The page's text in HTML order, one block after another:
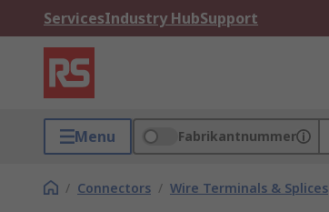
ServicesIndustry HubSupport
Menu Fabrikantnummer
/ Connectors / Wire Terminals & Splices